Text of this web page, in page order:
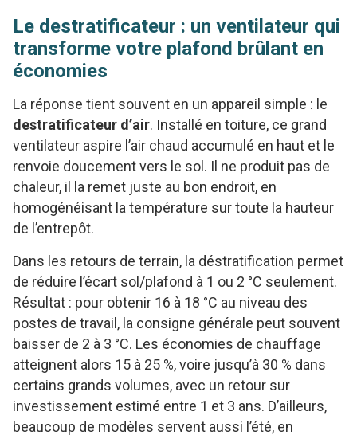
Le destratificateur : un ventilateur qui
transforme votre plafond brûlant en
économies
La réponse tient souvent en un appareil simple : le
destratificateur d’air. Installé en toiture, ce grand
ventilateur aspire l’air chaud accumulé en haut et le
renvoie doucement vers le sol. Il ne produit pas de
chaleur, il la remet juste au bon endroit, en
homogénéisant la température sur toute la hauteur
de l’entrepôt.
Dans les retours de terrain, la déstratification permet
de réduire l’écart sol/plafond à 1 ou 2 °C seulement.
Résultat : pour obtenir 16 à 18 °C au niveau des
postes de travail, la consigne générale peut souvent
baisser de 2 à 3 °C. Les économies de chauffage
atteignent alors 15 à 25 %, voire jusqu’à 30 % dans
certains grands volumes, avec un retour sur
investissement estimé entre 1 et 3 ans. D’ailleurs,
beaucoup de modèles servent aussi l’été, en